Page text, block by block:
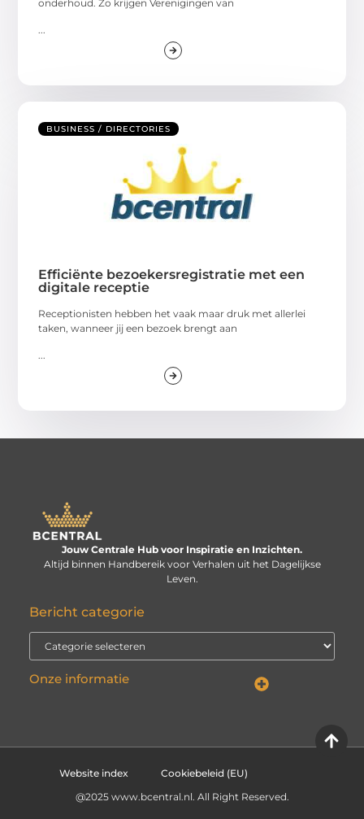
onderhoud. Zo krijgen Verenigingen van
BUSINESS / DIRECTORIES
Efficiënte bezoekersregistratie met een
digitale receptie
Receptionisten hebben het vaak maar druk met allerlei
taken, wanneer jij een bezoek brengt aan
Jouw Centrale Hub voor Inspiratie en Inzichten.
Altijd binnen Handbereik voor Verhalen uit het Dagelijkse
Leven.
Bericht categorie
Onze informatie
Website index
Cookiebeleid (EU)
@2025 www.bcentral.nl. All Right Reserved.